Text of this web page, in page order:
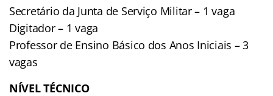
Secretário da Junta de Serviço Militar – 1 vaga
Digitador – 1 vaga
Professor de Ensino Básico dos Anos Iniciais – 3
vagas
NÍVEL TÉCNICO